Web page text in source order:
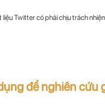
Twitter có phải chịu trách
để nghiên cứu